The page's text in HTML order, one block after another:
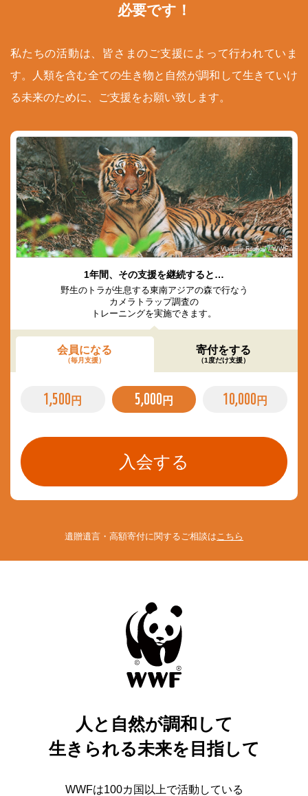
必要です！
私たちの活動は、皆さまのご支援によって行われていま
す。人類を含む全ての生き物と自然が調和して生きていけ
る未来のために、ご支援をお願い致します。
© Vladimir Filonov / WWF
1年間、その支援を継続すると…
野生のトラが生息する東南アジアの森で行なう
カメラトラップ調査の
トレーニングを実施できます。
会員になる
（毎月支援）
寄付をする
（1度だけ支援）
1,500 円 5,000 円 10,000 円
遺贈遺言・高額寄付に関するご相談は こちら
人と自然が調和して
生きられる未来を目指して
WWFは100カ国以上で活動している